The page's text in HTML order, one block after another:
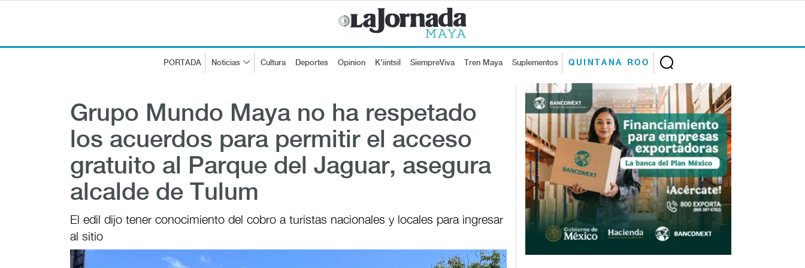
PORTADA Noticias Cultura Deportes Opinion K'iintsil SiempreViva Tren Maya Suplementos QUINTANA ROO
Grupo Mundo Maya no ha respetado
los acuerdos para permitir el acceso
gratuito al Parque del Jaguar, asegura
alcalde de Tulum
El edil dijo tener conocimiento del cobro a turistas nacionales y locales para ingresar
al sitio